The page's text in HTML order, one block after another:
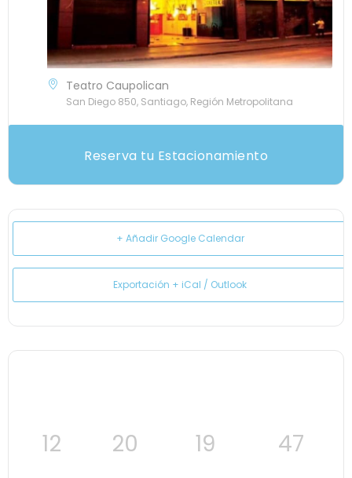
Teatro Caupolican
San Diego 850, Santiago, Región Metropolitana
Reserva tu Estacionamiento
+ Añadir Google Calendar
Exportación + iCal / Outlook
12 20 19 47